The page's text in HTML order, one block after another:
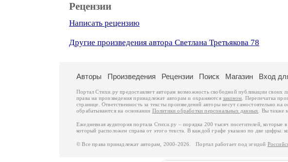
Рецензии
Написать рецензию
Другие произведения автора Светлана Третьякова 78
Авторы Произведения Рецензии Поиск Магазин Вход
Портал Стихи.ру предоставляет авторам возможность свободной публикации своих
права на произведения принадлежат авторам и охраняются законом . Перепечатка
странице. Ответственность за тексты произведений авторы несут самостоятельно на
обрабатываются на основании Политики обработки персональных данных . Вы также
Ежедневная аудитория портала Стихи.ру – порядка 200 тысяч посетителей,
который расположен справа от этого текста. В каждой графе указано по две цифры:
© Все права принадлежат авторам, 2000-2026. Портал работает под эгидой